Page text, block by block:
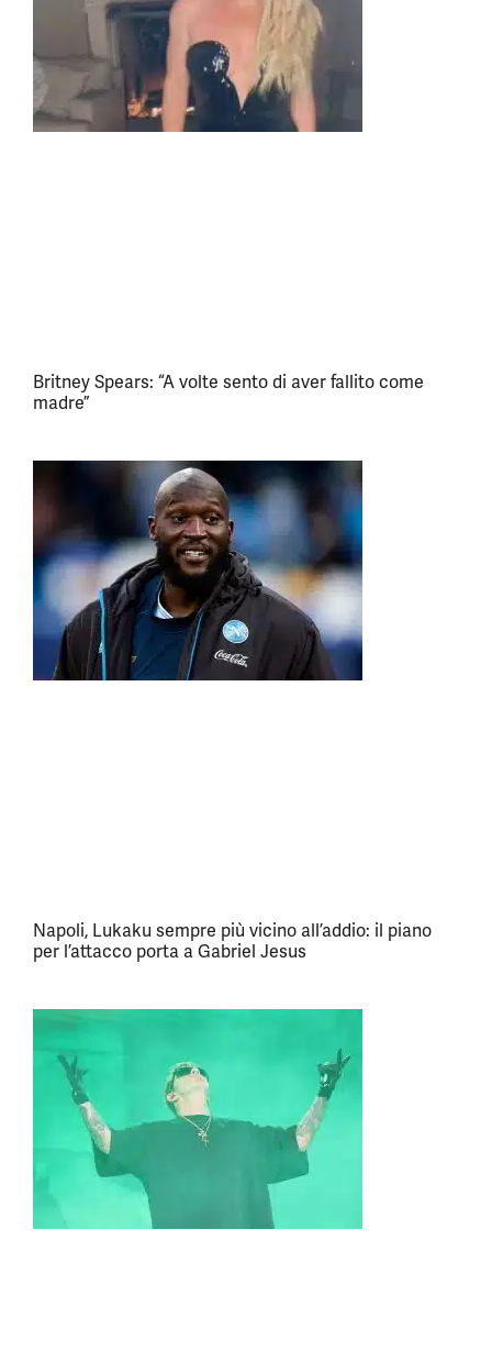
Britney Spears: “A volte sento di aver fallito come
madre”
Napoli, Lukaku sempre più vicino all’addio: il piano
per l’attacco porta a Gabriel Jesus